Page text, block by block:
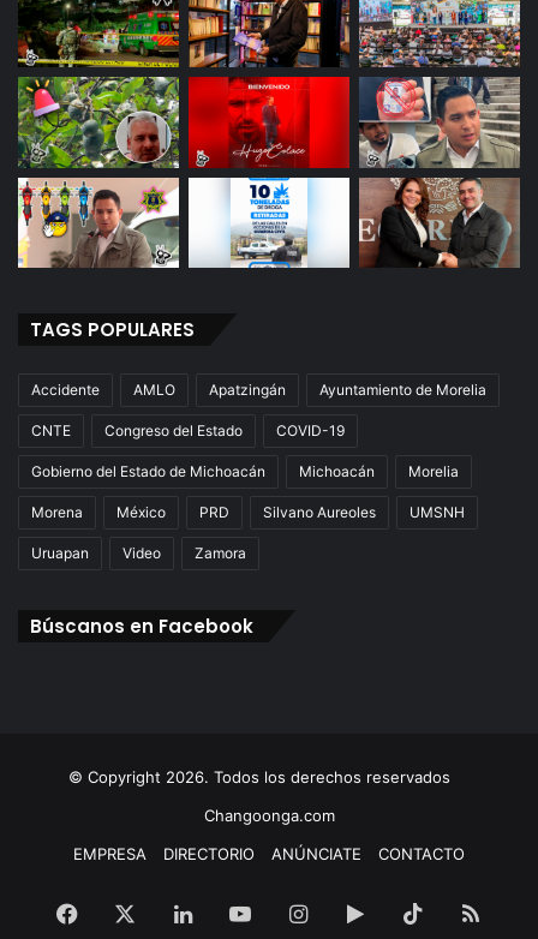
TAGS POPULARES
Accidente AMLO Apatzingán Ayuntamiento de Morelia
CNTE Congreso del Estado COVID-19
Gobierno del Estado de Michoacán Michoacán Morelia
Morena México PRD Silvano Aureoles UMSNH
Uruapan Video Zamora
Búscanos en Facebook
© Copyright 2026. Todos los derechos reservados
Changoonga.com
EMPRESA
DIRECTORIO ANÚNCIATE CONTACTO
Facebook LinkedInYouTubeInstagram
Google TikTokRSS